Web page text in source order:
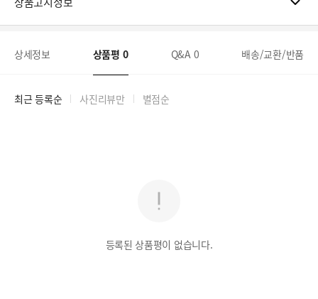
상세정보 상품평 0 Q&A 0 배송/교환/반품
최근 등록순 사진리뷰만 별점순
등록된 상품평이 없습니다.